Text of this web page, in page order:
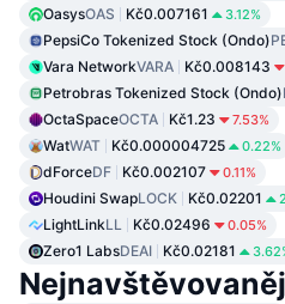
OasysOAS Kč0.007161 3.12%
PepsiCo Tokenized Stock (Ondo)
Vara NetworkVARA Kč0.008143
Petrobras Tokenized Stock (Ondo)
OctaSpaceOCTA Kč1.23 7.53%
WatWAT Kč0.000004725 0.22%
dForceDF Kč0.002107 0.11%
Houdini SwapLOCK Kč0.02201
LightLinkLL Kč0.02496 0.05%
Zero1 LabsDEAI Kč0.02181